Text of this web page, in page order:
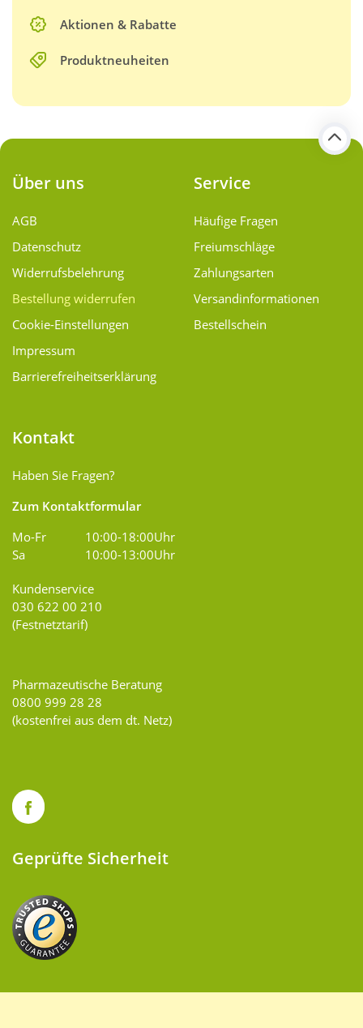
Aktionen & Rabatte
Produktneuheiten
Über uns
AGB
Datenschutz
Widerrufsbelehrung
Bestellung widerrufen
Cookie-Einstellungen
Impressum
Barrierefreiheitserklärung
Service
Häufige Fragen
Freiumschläge
Zahlungsarten
Versand­informationen
Bestellschein
Kontakt
Haben Sie Fragen?
Zum Kontaktformular
Mo-Fr
10:00-18:00Uhr
Sa
10:00-13:00Uhr
Kundenservice
030 622 00 210
(Festnetztarif)
Pharmazeutische Beratung
0800 999 28 28
(kostenfrei aus dem dt. Netz)
Geprüfte Sicherheit